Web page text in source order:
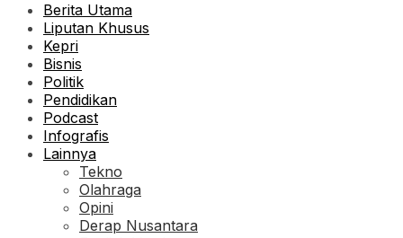
Berita Utama
Liputan Khusus
Kepri
Bisnis
Politik
Pendidikan
Podcast
Infografis
Lainnya
Tekno
Olahraga
Opini
Derap Nusantara